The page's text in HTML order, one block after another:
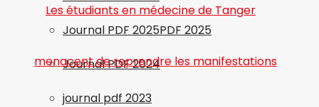
Journal PDF 2025PDF 2025
Journal PDF 2024
journal pdf 2023